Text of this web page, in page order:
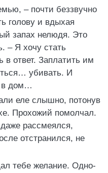
– почти беззвучно
голову и вдыхая
запах нелюдя. Это
– Я хочу стать
в ответ. Заплатить им
убивать. И
в дом…
еле слышно, потонув
Прохожий помолчал.
рассмеялся,
отстранился, не
тебе желание. Одно-